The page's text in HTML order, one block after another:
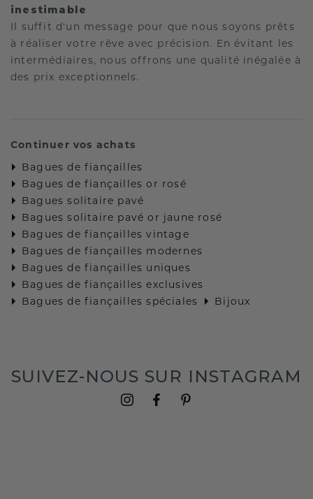
inestimable
Il suffit d'un message pour que nous soyons prêts
à réaliser votre rêve avec précision. En évitant les
intermédiaires, nous offrons une qualité inégalée à
des prix exceptionnels.
Continuer vos achats
Bagues de fiançailles
Bagues de fiançailles or rosé
Bagues solitaire pavé
Bagues solitaire pavé or jaune rosé
Bagues de fiançailles vintage
Bagues de fiançailles modernes
Bagues de fiançailles uniques
Bagues de fiançailles exclusives
Bagues de fiançailles spéciales
Bijoux
SUIVEZ-NOUS SUR INSTAGRAM